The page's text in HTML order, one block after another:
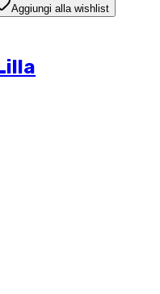
Aggiungi alla wishlist